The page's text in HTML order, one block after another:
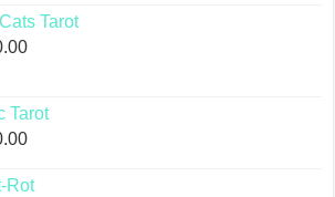
Tarot
Tarot
Rot